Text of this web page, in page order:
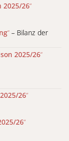
2025/26“
“ – Bilanz der
2025/26“
26“
26“